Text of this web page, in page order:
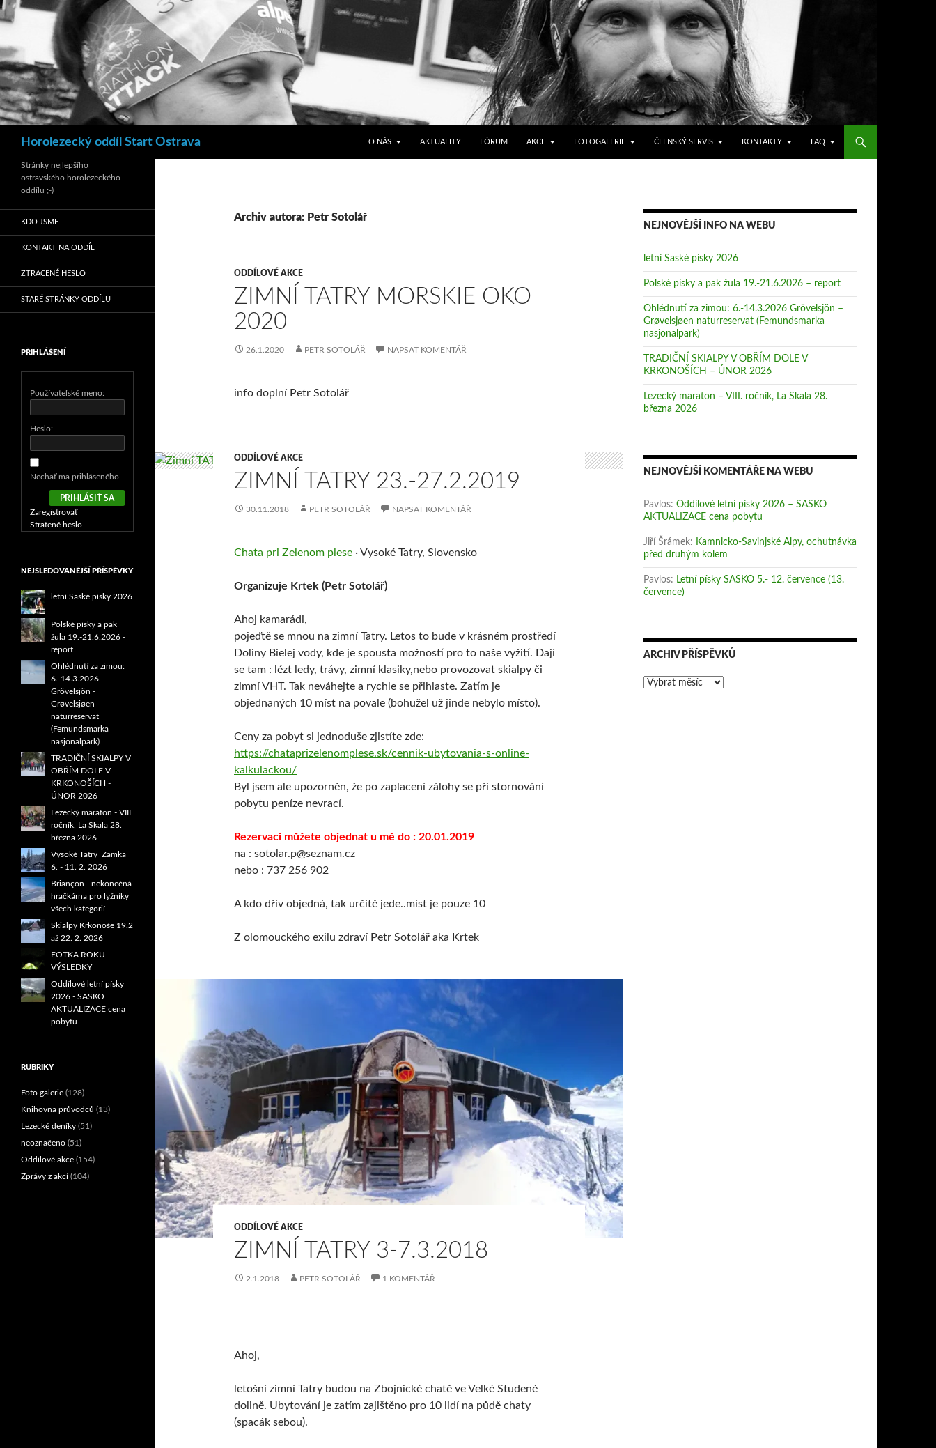
Horolezecký oddíl Start Ostrava
O NÁS
AKTUALITY FÓRUM AKCE FOTOGALERIE ČLENSKÝ SERVIS KONTAKTY FAQ
Archiv autora: Petr Sotolář
ODDÍLOVÉ AKCE
ZIMNÍ TATRY MORSKIE OKO
2020
26.1.2020 PETR SOTOLÁŘ NAPSAT KOMENTÁŘ
info doplní Petr Sotolář
ODDÍLOVÉ AKCE
ZIMNÍ TATRY 23.-27.2.2019
30.11.2018 PETR SOTOLÁŘ NAPSAT KOMENTÁŘ
Chata pri Zelenom plese ·Vysoké Tatry, Slovensko
Organizuje Krtek (Petr Sotolář)
Ahoj kamarádi,
pojeďtě se mnou na zimní Tatry. Letos to bude v krásném prostředí
Doliny Bielej vody, kde je spousta možností pro to naše vyžití. Dají
se tam : lézt ledy, trávy, zimní klasiky,nebo provozovat skialpy či
zimní VHT. Tak neváhejte a rychle se přihlaste. Zatím je
objednaných 10 míst na povale (bohužel už jinde nebylo místo).
Ceny za pobyt si jednoduše zjistíte zde:
https://chataprizelenomplese.sk/cennik-ubytovania-s-online-
kalkulackou/
Byl jsem ale upozorněn, že po zaplacení zálohy se při stornování
pobytu peníze nevrací.
Rezervaci můžete objednat u mě do : 20.01.2019
na : sotolar.p@seznam.cz
nebo : 737 256 902
A kdo dřív objedná, tak určitě jede..míst je pouze 10
Z olomouckého exilu zdraví Petr Sotolář aka Krtek
ODDÍLOVÉ AKCE
ZIMNÍ TATRY 3-7.3.2018
2.1.2018 PETR SOTOLÁŘ 1 KOMENTÁŘ
Ahoj,
letošní zimní Tatry budou na Zbojnické chatě ve Velké Studené
dolině. Ubytování je zatím zajištěno pro 10 lidí na půdě chaty
(spacák sebou).
NEJNOVĚJŠÍ INFO NA WEBU
letní Saské písky 2026
Polské písky a pak žula 19.-21.6.2026 – report
Ohlédnutí za zimou: 6.-14.3.2026 Grövelsjön –
Grøvelsjøen naturreservat (Femundsmarka
nasjonalpark)
TRADIČNÍ SKIALPY V OBŘÍM DOLE V
KRKONOŠÍCH – ÚNOR 2026
Lezecký maraton – VIII. ročník, La Skala 28.
března 2026
NEJNOVĚJŠÍ KOMENTÁŘE NA WEBU
Pavlos: Oddílové letní písky 2026 – SASKO
AKTUALIZACE cena pobytu
Jiří Šrámek: Kamnicko-Savinjské Alpy, ochutnávka
před druhým kolem
Pavlos: Letní písky SASKO 5.- 12. července (13.
července)
ARCHIV PŘÍSPĚVKŮ
Archiv
Stránky nejlepšího
ostravského horolezeckého
oddílu ;-)
KDO JSME
KONTAKT NA ODDÍL
ZTRACENÉ HESLO
STARÉ STRÁNKY ODDÍLU
PŘIHLÁŠENÍ
Používateľské meno:
Heslo:
Nechať ma prihláseného
PRIHLÁSIŤ SA
Zaregistrovať
Stratené heslo
NEJSLEDOVANĚJŠÍ PŘÍSPĚVKY
letní Saské písky 2026
Polské písky a pak
žula 19.-21.6.2026 -
report
Ohlédnutí za zimou:
6.-14.3.2026
Grövelsjön -
Grøvelsjøen
naturreservat
(Femundsmarka
nasjonalpark)
TRADIČNÍ SKIALPY V
OBŘÍM DOLE V
KRKONOŠÍCH -
ÚNOR 2026
Lezecký maraton - VIII.
ročník, La Skala 28.
března 2026
Vysoké Tatry_Zamka
6. - 11. 2. 2026
Briançon - nekonečná
hračkárna pro lyžníky
všech kategorií
Skialpy Krkonoše 19.2
až 22. 2. 2026
FOTKA ROKU -
VÝSLEDKY
Oddílové letní písky
2026 - SASKO
AKTUALIZACE cena
pobytu
RUBRIKY
Foto galerie (128)
Knihovna průvodců (13)
Lezecké deníky (51)
neoznačeno (51)
Oddílové akce (154)
Zprávy z akcí (104)